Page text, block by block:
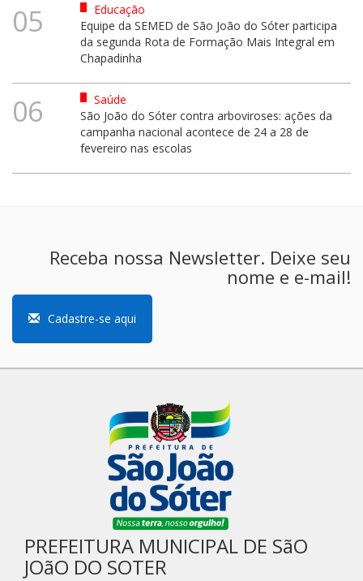
05
Educação
Equipe da SEMED de São João do Sóter participa
da segunda Rota de Formação Mais Integral em
Chapadinha
06
Saúde
São João do Sóter contra arboviroses: ações da
campanha nacional acontece de 24 a 28 de
fevereiro nas escolas
Receba nossa Newsletter. Deixe seu
nome e e-mail!
Cadastre-se aqui
PREFEITURA MUNICIPAL DE SãO
JOãO DO SOTER